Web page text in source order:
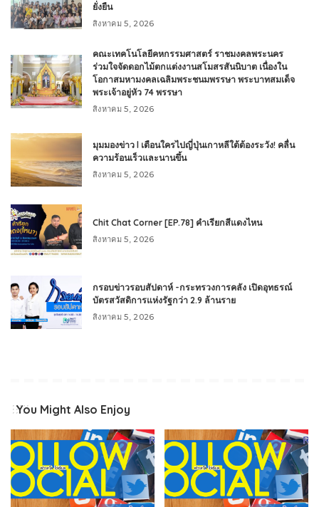
ยั่งยืน
สิงหาคม 5, 2026
คณะเทคโนโลยีคหกรรมศาสตร์ ราชมงคลพระนคร
ร่วมใจจัดดอกไม้ตกแต่งงานสโมสรสันนิบาต เนื่องใน
โอกาสมหามงคลเฉลิมพระชนมพรรษา พระบาทสมเด็จ
พระเจ้าอยู่หัว 74 พรรษา
สิงหาคม 5, 2026
มุมมองข่าว l เตือนใครไปญี่ปุ่นเกาหลีใต้ต้องระวัง! คลื่น
ความร้อนเร็วและนานขึ้น
สิงหาคม 5, 2026
Chit Chat Corner [EP.78] คำเรียกสีแดงไหน
สิงหาคม 5, 2026
กรอบข่าวรอบสัปดาห์ -กระทรวงการคลัง เปิดอุทธรณ์
บัตรสวัสดิการแห่งรัฐกว่า 2.9 ล้านราย
สิงหาคม 5, 2026
You Might Also Enjoy